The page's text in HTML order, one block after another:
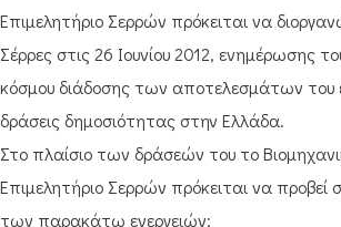
Επιμελητήριο Σερρών πρόκειται να
Σέρρες στις 26 Ιουνίου 2012, ενημέρωσης
κόσμου διάδοσης των αποτελεσμάτων του
δράσεις δημοσιότητας στην Ελλάδα.
Στο πλαίσιο των δράσεών του το
Επιμελητήριο Σερρών πρόκειται να
των παρακάτω ενεργειών: